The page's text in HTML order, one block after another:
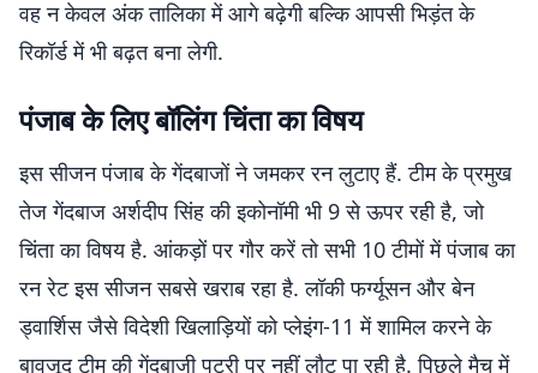
वह न केवल अंक तालिका में आगे बढ़ेगी बल्कि आपसी भिड़ंत के
रिकॉर्ड में भी बढ़त बना लेगी.
पंजाब के लिए बॉलिंग चिंता का विषय
इस सीजन पंजाब के गेंदबाजों ने जमकर रन लुटाए हैं. टीम के प्रमुख
तेज गेंदबाज अर्शदीप सिंह की इकोनॉमी भी 9 से ऊपर रही है, जो
चिंता का विषय है. आंकड़ों पर गौर करें तो सभी 10 टीमों में पंजाब का
रन रेट इस सीजन सबसे खराब रहा है. लॉकी फर्ग्यूसन और बेन
ड्वार्शिस जैसे विदेशी खिलाड़ियों को प्लेइंग-11 में शामिल करने के
बावजूद टीम की गेंदबाजी पटरी पर नहीं लौट पा रही है. पिछले मैच में